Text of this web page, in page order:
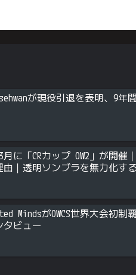
が現役引退を表明、9年
に「CRカップ OW2」が開催
由｜透明ソンブラを無力化
MindsがOWCS世界大会初
タビュー